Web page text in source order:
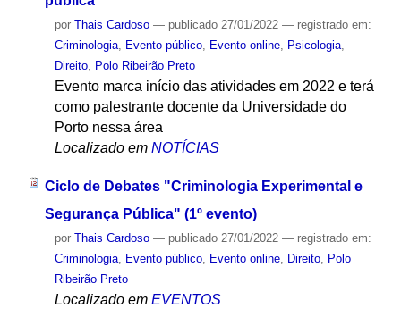
por Thais Cardoso — publicado27/01/2022 — registrado em:
Criminologia, Evento público, Evento online, Psicologia,
Direito, Polo Ribeirão Preto
Evento marca início das atividades em 2022 e terá
como palestrante docente da Universidade do
Porto nessa área
Localizado em NOTÍCIAS
Ciclo de Debates "Criminologia Experimental e
Segurança Pública" (1º evento)
por Thais Cardoso — publicado27/01/2022 — registrado em:
Criminologia, Evento público, Evento online, Direito, Polo
Ribeirão Preto
Localizado em EVENTOS